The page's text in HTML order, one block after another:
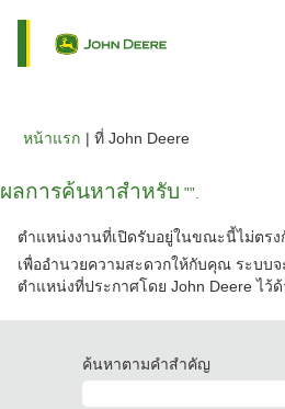
หน้าแรก | ที่ John Deere(หน้า
ผลการค้นหาสำหรับ "".
ตำแหน่งงานที่เปิดรับอยู่ในขณะนี้ไม่ตรง
เพื่ออำนวยความสะดวกให้กับคุณ ระบบ
ตำแหน่งที่ประกาศโดย John Deere ไว้
ค้นหาตามคำสำคัญ